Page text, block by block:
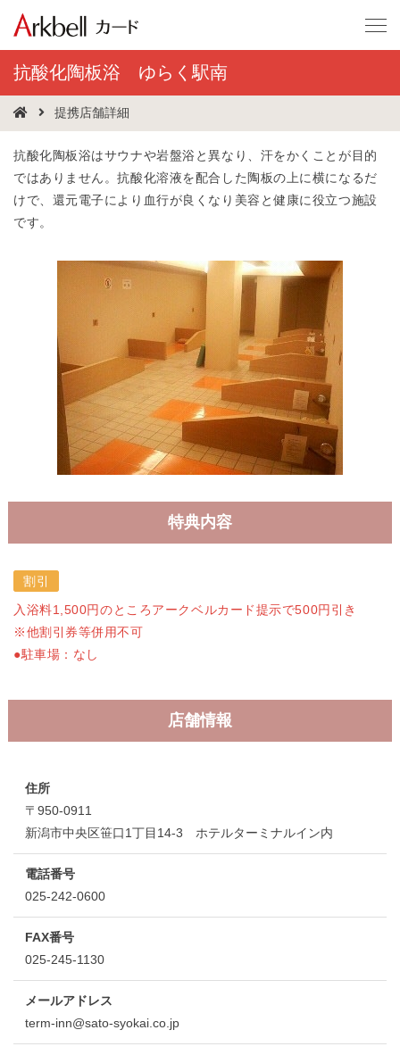
抗酸化陶板浴 ゆらく駅南
提携店舗詳細
抗酸化陶板浴はサウナや岩盤浴と異なり、汗をかくことが目的
ではありません。抗酸化溶液を配合した陶板の上に横になるだ
けで、還元電子により血行が良くなり美容と健康に役立つ施設
です。
特典内容
割引
入浴料1,500円のところアークベルカード提示で500円引き
※他割引券等併用不可
●駐車場：なし
店舗情報
住所
〒950-0911
新潟市中央区笹口1丁目14-3 ホテルターミナルイン内
電話番号
025-242-0600
FAX番号
025-245-1130
メールアドレス
term-inn@sato-syokai.co.jp